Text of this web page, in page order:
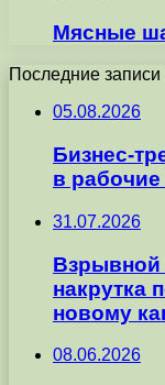
Мясные
Последние записи
05.08.2026
Бизнес-
в
31.07.2026
Взрывной
накрутка
новому
08.06.2026